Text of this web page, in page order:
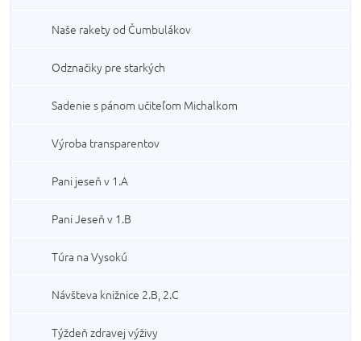
Naše rakety od Čumbulákov
Odznačiky pre starkých
Sadenie s pánom učiteľom Michalkom
Výroba transparentov
Pani jeseň v 1.A
Pani Jeseň v 1.B
Túra na Vysokú
Návšteva knižnice 2.B, 2.C
Týždeň zdravej výživy